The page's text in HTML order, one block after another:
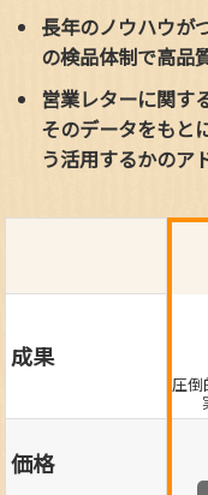
長年のノウハウが
の検品体制で高品
営業レターに関す
そのデータをもと
う活用するかのア
成果
圧倒
価格